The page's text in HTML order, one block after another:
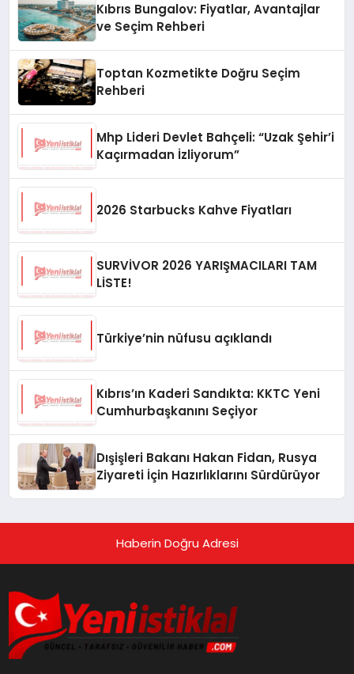
Kıbrıs Bungalov: Fiyatlar, Avantajlar
ve Seçim Rehberi
Toptan Kozmetikte Doğru Seçim
Rehberi
Mhp Lideri Devlet Bahçeli: “Uzak Şehir’i
Kaçırmadan İzliyorum”
2026 Starbucks Kahve Fiyatları
SURVİVOR 2026 YARIŞMACILARI TAM
LİSTE!
Türkiye’nin nüfusu açıklandı
Kıbrıs’ın Kaderi Sandıkta: KKTC Yeni
Cumhurbaşkanını Seçiyor
Dışişleri Bakanı Hakan Fidan, Rusya
Ziyareti İçin Hazırlıklarını Sürdürüyor
Haberin Doğru Adresi